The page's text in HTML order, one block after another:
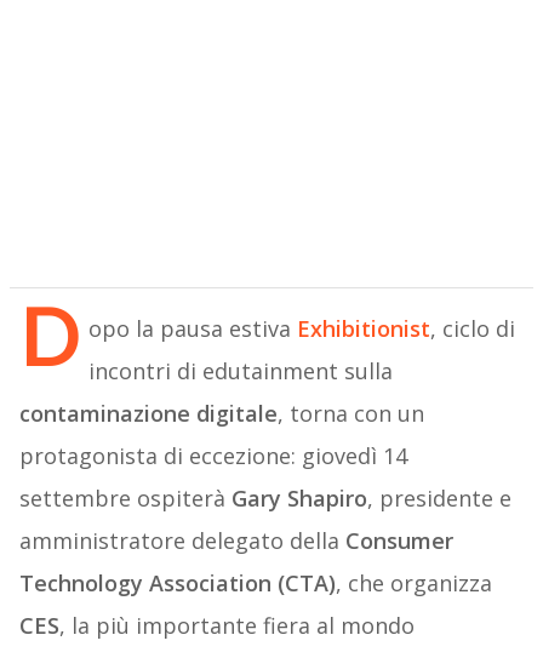
D opo la pausa estiva Exhibitionist, ciclo di
incontri di edutainment sulla
contaminazione digitale, torna con un
protagonista di eccezione: giovedì 14
settembre ospiterà Gary Shapiro, presidente e
amministratore delegato della Consumer
Technology Association (CTA), che organizza
CES, la più importante fiera al mondo